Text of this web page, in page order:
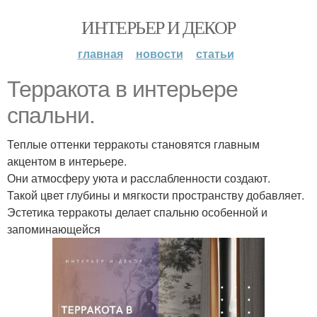
ИНТЕРЬЕР И ДЕКОР
главная новости статьи
Терракота в интерьере
спальни.
Теплые оттенки терракоты становятся главным
акцентом в интерьере.
Они атмосферу уюта и расслабленности создают.
Такой цвет глубины и мягкости пространству добавляет.
Эстетика терракоты делает спальню особенной и
запоминающейся